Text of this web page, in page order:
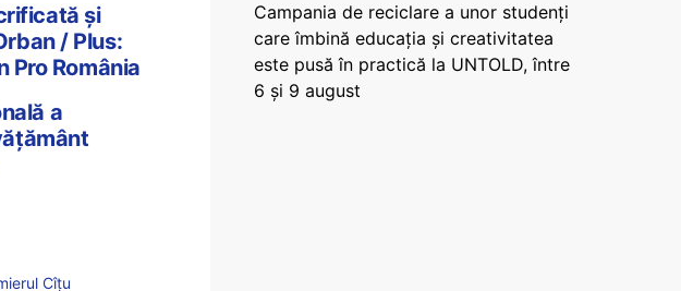
și
/ Plus:
Pro România
a
Cîțu
Campania de reciclare a unor studenți
care îmbină educația și creativitatea
este pusă în practică la UNTOLD, între
6 și 9 august